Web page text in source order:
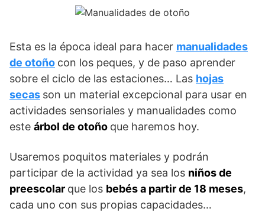
Esta es la época ideal para hacer manualidades
de otoño con los peques, y de paso aprender
sobre el ciclo de las estaciones… Las hojas
secas son un material excepcional para usar en
actividades sensoriales y manualidades como
este árbol de otoño que haremos hoy.
Usaremos poquitos materiales y podrán
participar de la actividad ya sea los niños de
preescolar que los bebés a partir de 18 meses,
cada uno con sus propias capacidades…